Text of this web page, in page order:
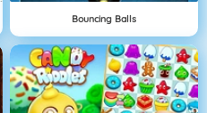
Bouncing Balls